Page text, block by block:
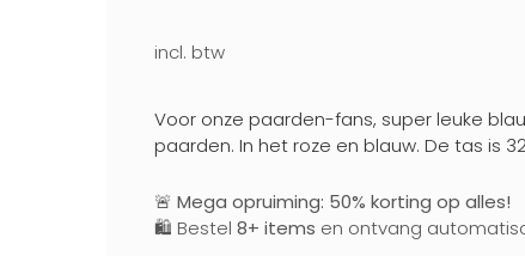
incl. btw
Voor onze paarden-fans, super leuke
paarden. In het roze en blauw. De tas is
🚨 Mega opruiming: 50% korting op alles!
🛍️ Bestel 8+ items en ontvang